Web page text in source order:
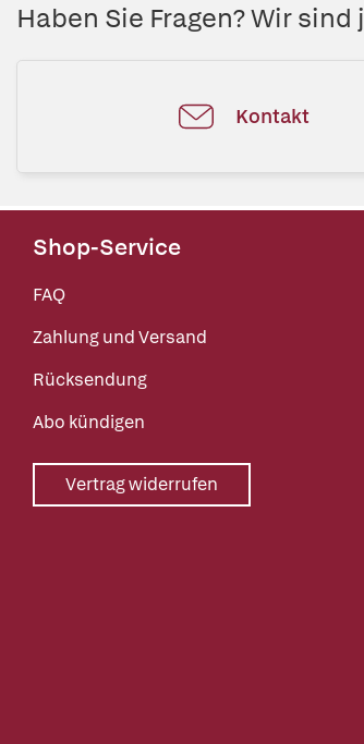
Haben Sie Fragen? Wir
Kontakt
Shop-Service
FAQ
Zahlung und Versand
Rücksendung
Abo kündigen
Vertrag widerrufen